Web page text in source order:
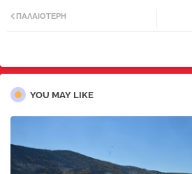
pp
ΠΑΛΑΙΌΤΕΡΗ
YOU MAY LIKE